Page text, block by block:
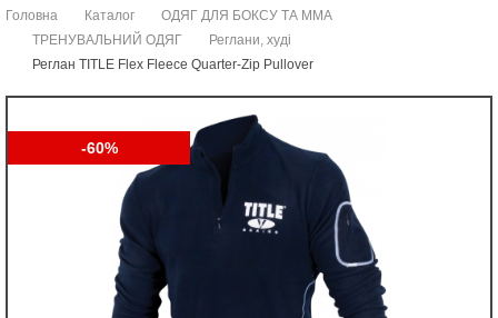
Головна Каталог
ОДЯГ ДЛЯ БОКСУ ТА ММА
ТРЕНУВАЛЬНИЙ ОДЯГ
Реглани, худі
Реглан TITLE Flex Fleece Quarter-Zip Pullover
-60%